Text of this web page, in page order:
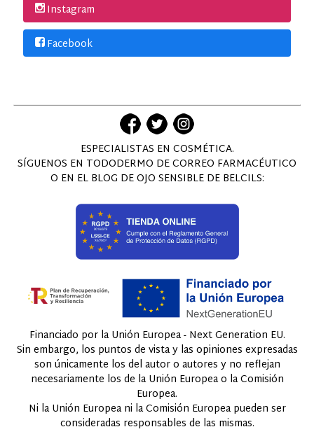
Instagram
Facebook
ESPECIALISTAS EN COSMÉTICA.
SÍGUENOS EN TODODERMO DE CORREO FARMACÉUTICO
O EN EL BLOG DE OJO SENSIBLE DE BELCILS:
Financiado por la Unión Europea - Next Generation EU.
Sin embargo, los puntos de vista y las opiniones expresadas
son únicamente los del autor o autores y no reflejan
necesariamente los de la Unión Europea o la Comisión
Europea.
Ni la Unión Europea ni la Comisión Europea pueden ser
consideradas responsables de las mismas.